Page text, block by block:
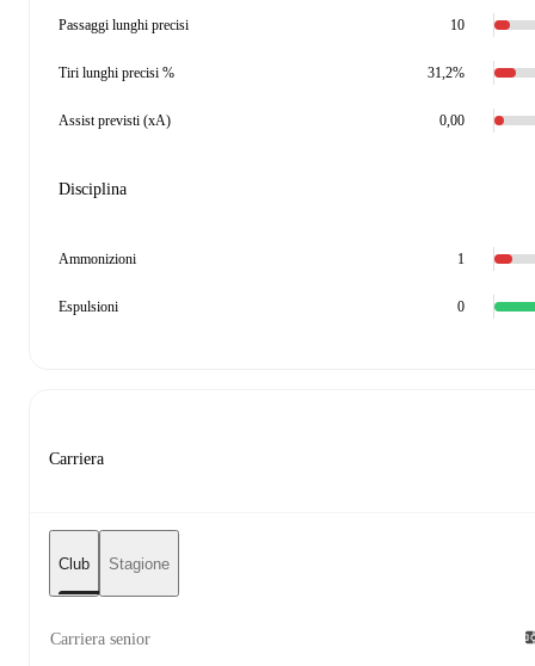
Passaggi lunghi precisi 10
Tiri lunghi precisi % 31,2%
Assist previsti (xA) 0,00
Disciplina
Ammonizioni 1
Espulsioni 0
Carriera
Club Stagione
Carriera senior